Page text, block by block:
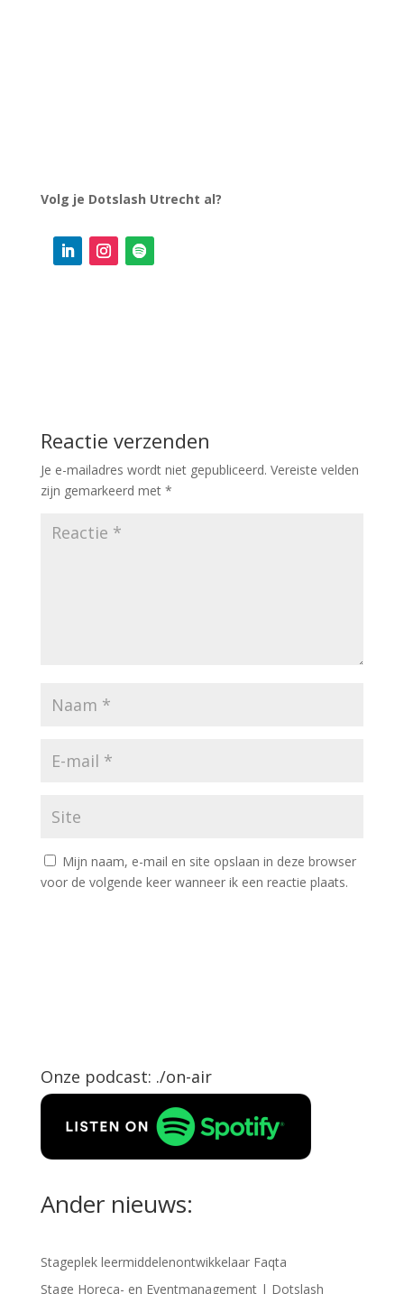
Volg je Dotslash Utrecht al?
Reactie verzenden
Je e-mailadres wordt niet gepubliceerd. Vereiste velden
zijn gemarkeerd met *
Mijn naam, e-mail en site opslaan in deze browser
voor de volgende keer wanneer ik een reactie plaats.
Onze podcast: ./on-air
Ander nieuws:
Stageplek leermiddelenontwikkelaar Faqta
Stage Horeca- en Eventmanagement | Dotslash